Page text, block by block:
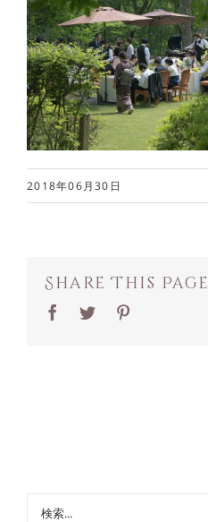
2018年06月30日
Share This Page
Facebook
Twitter